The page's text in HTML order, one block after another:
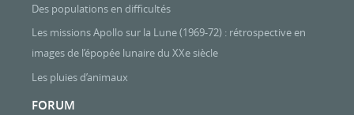
Des populations en difficultés
Les missions Apollo sur la Lune (1969-72) : rétrospective en
images de l’épopée lunaire du XXe siècle
Les pluies d’animaux
FORUM